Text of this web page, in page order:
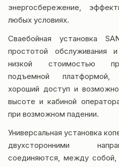
энергосбережение,
любых условиях.
Сваебойная установка
простотой обслуживания
низкой стоимостью
подъемной платформой,
хороший доступ и
высоте и кабиной
при возможном падении.
Универсальная установка
двухсторонними
соединяются, между собой,